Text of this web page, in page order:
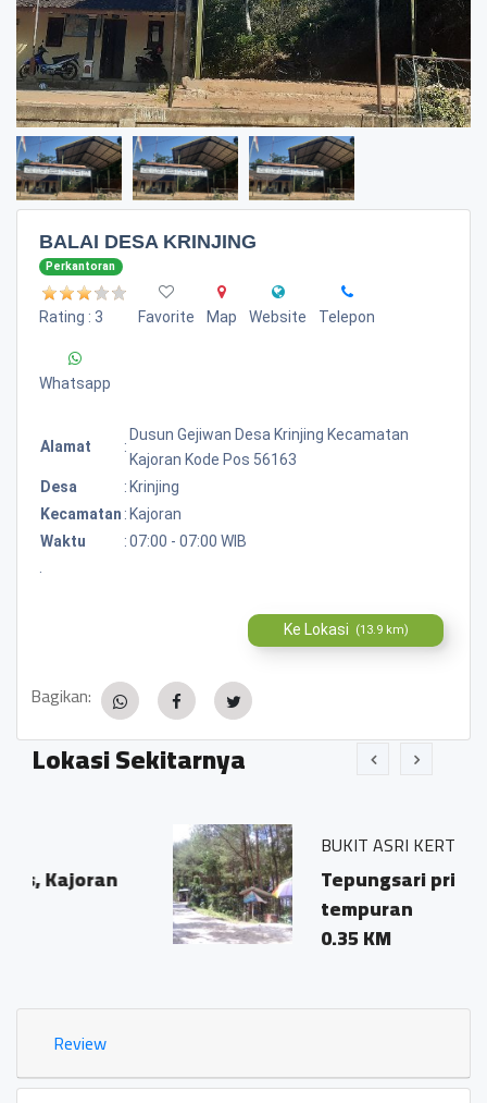
BALAI DESA KRINJING
Perkantoran
Rating : 3 Favorite Map Website Telepon
Whatsapp
Alamat :
Dusun Gejiwan Desa Krinjing Kecamatan
Kajoran Kode Pos 56163
Desa
: Krinjing
Kecamatan : Kajoran
Waktu
:07:00 - 07:00 WIB
Ke Lokasi (13.9 km)
Bagikan:
Lokasi Sekitarnya
BUKIT ASRI KERTOJOYO
Tepungsari pringombo
tempuran
0.35 KM
Review